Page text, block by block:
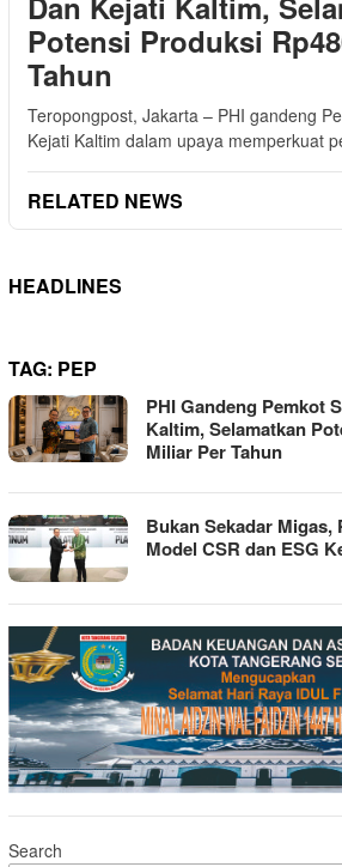
Potensi Produksi
Tahun
Teropongpost, Jakarta – PHI gandeng
Kejati Kaltim dalam upaya memperkuat
RELATED NEWS
HEADLINES
TAG: PEP
PHI Gandeng Pemkot
Kaltim, Selamatkan
Miliar Per Tahun
Bukan Sekadar Migas,
Model CSR dan ESG
Search